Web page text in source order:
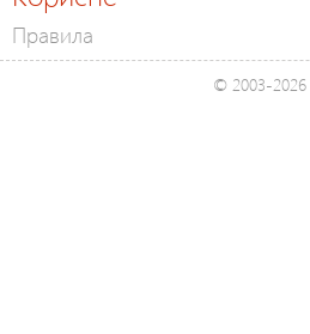
Правила
© 2003-2026